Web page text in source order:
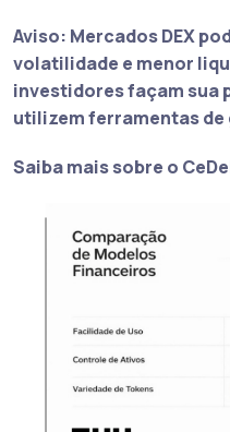
Aviso: Mercados DEX
volatilidade e menor
investidores façam sua
utilizem ferramentas de
Saiba mais sobre o